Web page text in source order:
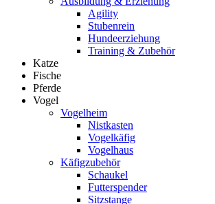
Agility
Stubenrein
Hundeerziehung
Training & Zubehör
Katze
Fische
Pferde
Vogel
Vogelheim
Nistkasten
Vogelkäfig
Vogelhaus
Käfigzubehör
Schaukel
Futterspender
Sitzstange